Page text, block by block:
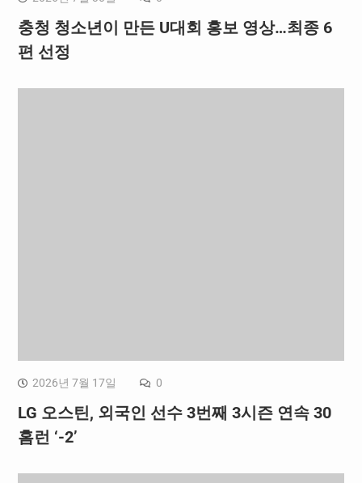
충청 청소년이 만든 U대회 홍보 영상…최종 6
편 선정
2026년 7월 17일 0
LG 오스틴, 외국인 선수 3번째 3시즌 연속 30
홈런 ‘-2’